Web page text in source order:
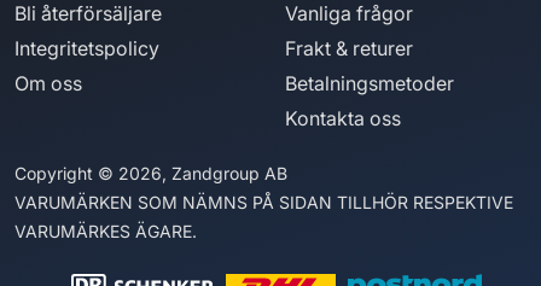
Bli återförsäljare
Integritetspolicy
Om oss
Vanliga frågor
Frakt & returer
Betalningsmetoder
Kontakta oss
Copyright © 2026, Zandgroup AB
VARUMÄRKEN SOM NÄMNS PÅ SIDAN TILLHÖR RESPEKTIVE
VARUMÄRKES ÄGARE.